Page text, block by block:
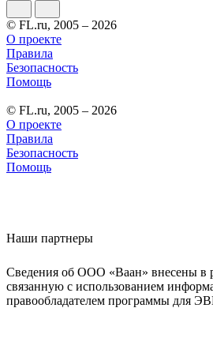
© FL.ru, 2005 – 2026
О проекте
Правила
Безопасность
Помощь
© FL.ru, 2005 – 2026
О проекте
Правила
Безопасность
Помощь
Наши партнеры
Сведения об ООО «Ваан» внесены в
связанную с использованием
правообладателем программы для